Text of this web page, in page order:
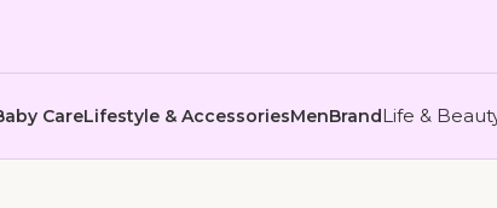
CareLifestyle & AccessoriesMenBrandLife &